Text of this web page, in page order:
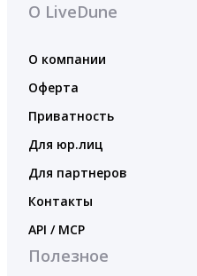
О LiveDune
О компании
Оферта
Приватность
Для юр.лиц
Для партнеров
Контакты
API / MCP
Полезное